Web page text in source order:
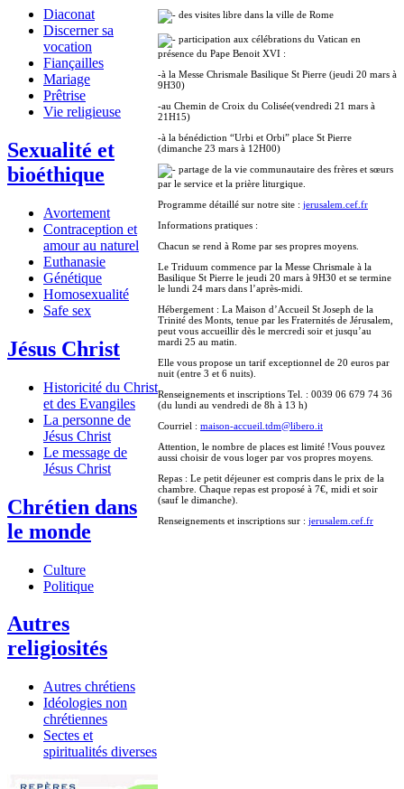
Diaconat
Discerner sa
vocation
Fiançailles
Mariage
Prêtrise
Vie religieuse
Sexualité et
bioéthique
Avortement
Contraception et
amour au naturel
Euthanasie
Génétique
Homosexualité
Safe sex
Jésus Christ
Historicité du Christ
et des Evangiles
La personne de
Jésus Christ
Le message de
Jésus Christ
Chrétien dans
le monde
Culture
Politique
Autres
religiosités
Autres chrétiens
Idéologies non
chrétiennes
Sectes et
spiritualités diverses
des visites libre dans la ville de Rome
participation aux célébrations du Vatican en
présence du Pape Benoit XVI :
-à la Messe Chrismale Basilique St Pierre (jeudi 20 mars à
9H30)
-au Chemin de Croix du Colisée(vendredi 21 mars à
21H15)
-à la bénédiction “Urbi et Orbi” place St Pierre
(dimanche 23 mars à 12H00)
partage de la vie communautaire des frères et sœurs
par le service et la prière liturgique.
Programme détaillé sur notre site : jerusalem.cef.fr
Informations pratiques :
Chacun se rend à Rome par ses propres moyens.
Le Triduum commence par la Messe Chrismale à la
Basilique St Pierre le jeudi 20 mars à 9H30 et se termine
le lundi 24 mars dans l’après-midi.
Hébergement : La Maison d’Accueil St Joseph de la
Trinité des Monts, tenue par les Fraternités de Jérusalem,
peut vous accueillir dès le mercredi soir et jusqu’au
mardi 25 au matin.
Elle vous propose un tarif exceptionnel de 20 euros par
nuit (entre 3 et 6 nuits).
Renseignements et inscriptions Tel. : 0039 06 679 74 36
(du lundi au vendredi de 8h à 13 h)
Courriel : maison-accueil.tdm@libero.it
Attention, le nombre de places est limité !Vous pouvez
aussi choisir de vous loger par vos propres moyens.
Repas : Le petit déjeuner est compris dans le prix de la
chambre. Chaque repas est proposé à 7€, midi et soir
(sauf le dimanche).
Renseignements et inscriptions sur : jerusalem.cef.fr